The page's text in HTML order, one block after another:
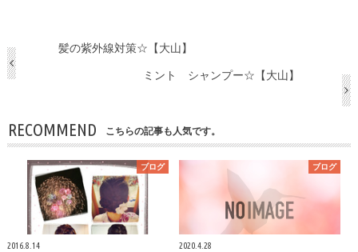
髪の紫外線対策☆【大山】
ミント シャンプー☆【大山】
RECOMMEND こちらの記事も人気です。
ブログ
2016.8.14
ブログ
2020.4.28